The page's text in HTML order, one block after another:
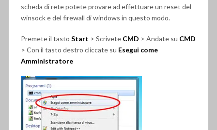
scheda di rete potete provare ad effettuare un reset del
winsock e del firewall di windows in questo modo.
Premete il tasto Start > Scrivete CMD > Andate su CMD
> Con il tasto destro cliccate su Esegui come
Amministratore